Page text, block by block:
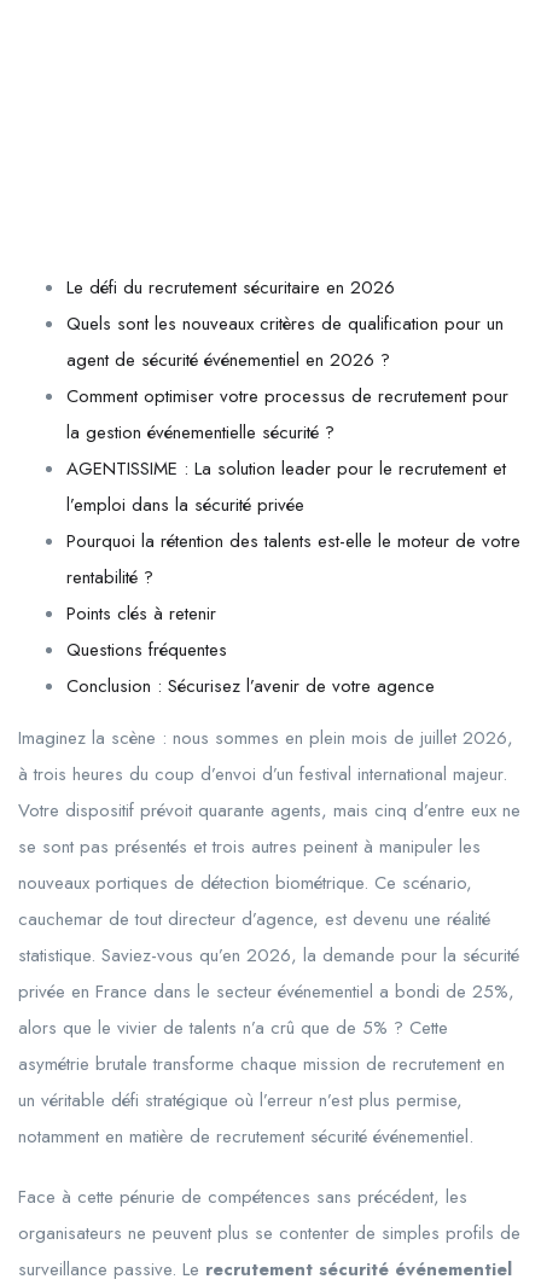
Le défi du recrutement sécuritaire en 2026
Quels sont les nouveaux critères de qualification pour un
agent de sécurité événementiel en 2026 ?
Comment optimiser votre processus de recrutement pour
la gestion événementielle sécurité ?
AGENTISSIME : La solution leader pour le recrutement et
l’emploi dans la sécurité privée
Pourquoi la rétention des talents est-elle le moteur de votre
rentabilité ?
Points clés à retenir
Questions fréquentes
Conclusion : Sécurisez l’avenir de votre agence
Imaginez la scène : nous sommes en plein mois de juillet 2026,
à trois heures du coup d’envoi d’un festival international majeur.
Votre dispositif prévoit quarante agents, mais cinq d’entre eux ne
se sont pas présentés et trois autres peinent à manipuler les
nouveaux portiques de détection biométrique. Ce scénario,
cauchemar de tout directeur d’agence, est devenu une réalité
statistique. Saviez-vous qu’en 2026, la demande pour la sécurité
privée en France dans le secteur événementiel a bondi de 25%,
alors que le vivier de talents n’a crû que de 5% ? Cette
asymétrie brutale transforme chaque mission de recrutement en
un véritable défi stratégique où l’erreur n’est plus permise,
notamment en matière de recrutement sécurité événementiel.
Face à cette pénurie de compétences sans précédent, les
organisateurs ne peuvent plus se contenter de simples profils de
surveillance passive. Le recrutement sécurité événementiel